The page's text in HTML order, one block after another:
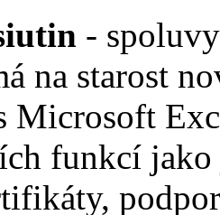
-
na starost
Microsoft
funkcí